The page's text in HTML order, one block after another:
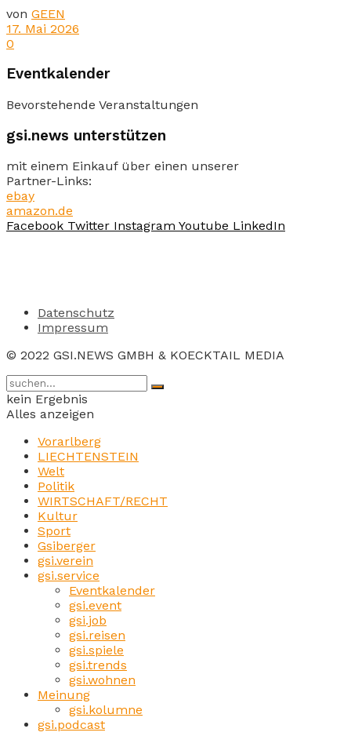
von GEEN
17. Mai 2026
0
Eventkalender
Bevorstehende Veranstaltungen
gsi.news unterstützen
mit einem Einkauf über einen unserer
Partner-Links:
ebay
amazon.de
Facebook Twitter Instagram Youtube LinkedIn
Datenschutz
Impressum
© 2022 GSI.NEWS GMBH & KOECKTAIL MEDIA
kein Ergebnis
Alles anzeigen
Vorarlberg
LIECHTENSTEIN
Welt
Politik
WIRTSCHAFT/RECHT
Kultur
Sport
Gsiberger
gsi.verein
gsi.service
Eventkalender
gsi.event
gsi.job
gsi.reisen
gsi.spiele
gsi.trends
gsi.wohnen
Meinung
gsi.kolumne
gsi.podcast